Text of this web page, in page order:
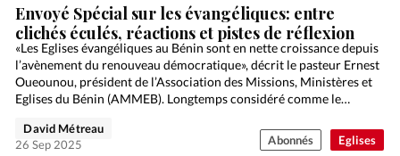
Eglises
Envoyé Spécial sur les évangéliques: entre
clichés éculés, réactions et pistes de réflexion
«Les Eglises évangéliques au Bénin sont en nette croissance depuis
l’avènement du renouveau démocratique», décrit le pasteur Ernest
Oueounou, président de l’Association des Missions, Ministères et
Eglises du Bénin (AMMEB). Longtemps considéré comme le
David Métreau
26 Sep 2025
Abonnés